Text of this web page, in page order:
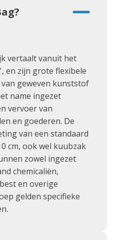
vertaalt vanuit het
en zijn grote flexibele
geweven kunststof
name ingezet
vervoer van
en goederen. De
van een standaard
cm, ook wel kuubzak
zowel ingezet
chemicaliën,
en overige
gelden specifieke